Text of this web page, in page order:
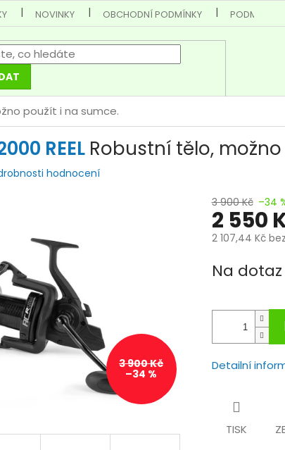
NOVINKY OBCHODNÍ PODMÍNKY PODMÍNKY
použít i na sumce.
REEL Robustní tělo,
hodnocení
3 900 Kč
–34 %
3 900 Kč –34
2 550
2 107,44 Kč
cena:
Na dotaz
Detailní
TISK